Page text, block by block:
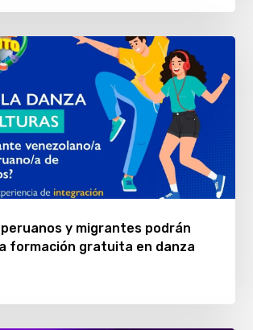
y migrantes podrán
formación gratuita en danza